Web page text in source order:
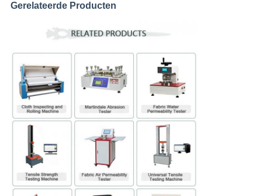
Gerelateerde Producten